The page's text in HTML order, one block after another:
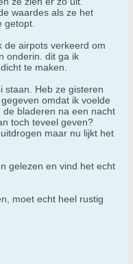
waardes als ze het
getopt.
de airpots verkeerd om
onderin. dit ga ik
te maken.
staan. Heb ze gisteren
omdat ik voelde
bladeren na een nacht
toch teveel geven?
maar nu lijkt het
gelezen en vind het echt
moet echt heel rustig